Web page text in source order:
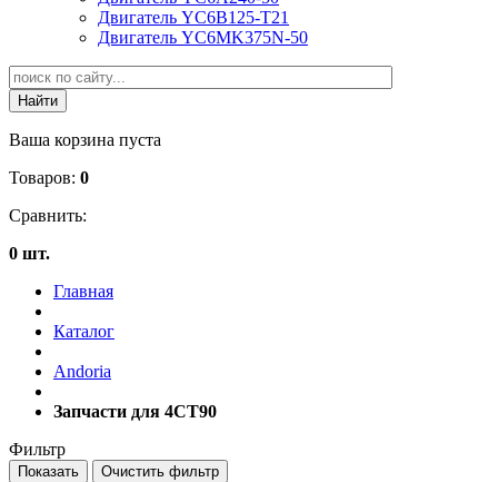
Двигатель YC6B125-T21
Двигатель YC6MK375N-50
Ваша корзина пуста
Товаров: 0
Сравнить:
0 шт.
Главная
Каталог
Andoria
Запчасти для 4CT90
Фильтр